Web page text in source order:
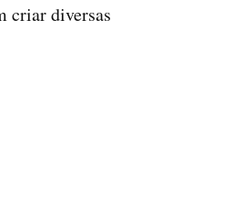
criar diversas